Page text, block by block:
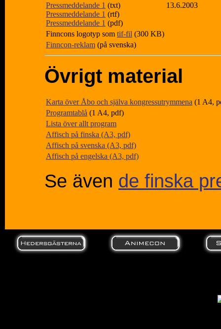
Pressmeddelande 1 (txt)
Pressmeddelande 1 (rtf)
Pressmeddelande 1 (pdf)
13.6.2003
Finncons logotyp som tif-fil (300 KB)
Finncon-reklam (på svenska)
Övrigt material
Karta över Åbo och själva kongressutrymmena (1 A4,
Programtablå (1 A4, pdf)
Lista över allt program
Affisch på finska (A3, pdf)
Affisch på svenska (A3, pdf)
Affisch på engelska (A3, pdf)
Se även de finska